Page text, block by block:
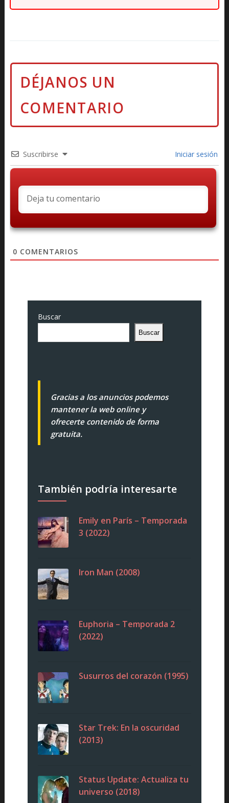
Suscribirse Iniciar sesión
0 COMENTARIOS
Buscar
Buscar
Gracias a los anuncios podemos
mantener la web online y
ofrecerte contenido de forma
gratuita.
También podría interesarte
Emily en París – Temporada
3 (2022)
Iron Man (2008)
Euphoria – Temporada 2
(2022)
Susurros del corazón (1995)
Star Trek: En la oscuridad
(2013)
Status Update: Actualiza tu
universo (2018)